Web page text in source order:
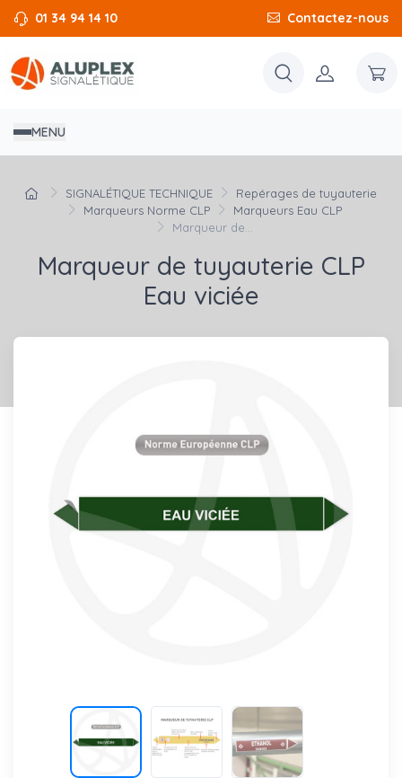
01 34 94 14 10 Contactez-nous
MENU
SIGNALÉTIQUE TECHNIQUE
Repérages de tuyauterie
Marqueurs Norme CLP
Marqueurs Eau CLP
Marqueur de...
Marqueur de tuyauterie CLP
Eau viciée